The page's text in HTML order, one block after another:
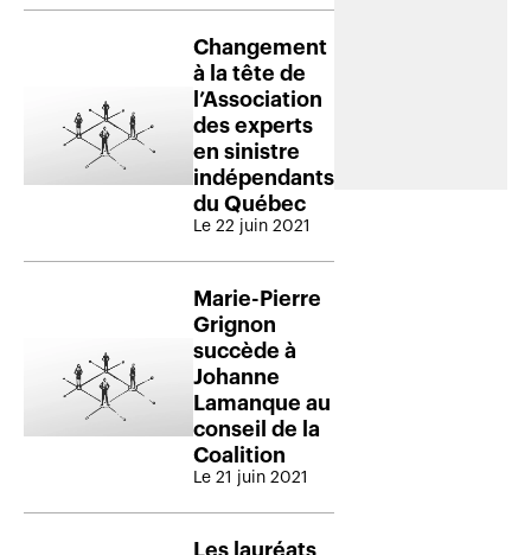
Changement
à la tête de
l’Association
des experts
en sinistre
indépendants
du Québec
Le 22 juin 2021
Marie-Pierre
Grignon
succède à
Johanne
Lamanque au
conseil de la
Coalition
Le 21 juin 2021
Les lauréats